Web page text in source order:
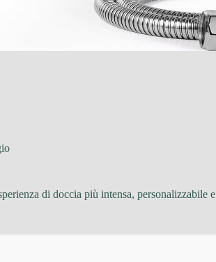
di doccia più intensa, personalizzabile